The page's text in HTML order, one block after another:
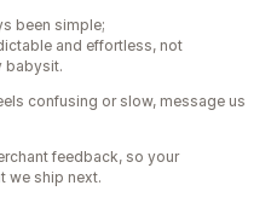
been simple;
and effortless, not
babysit.
confusing or slow, message us
feedback, so your
we ship next.